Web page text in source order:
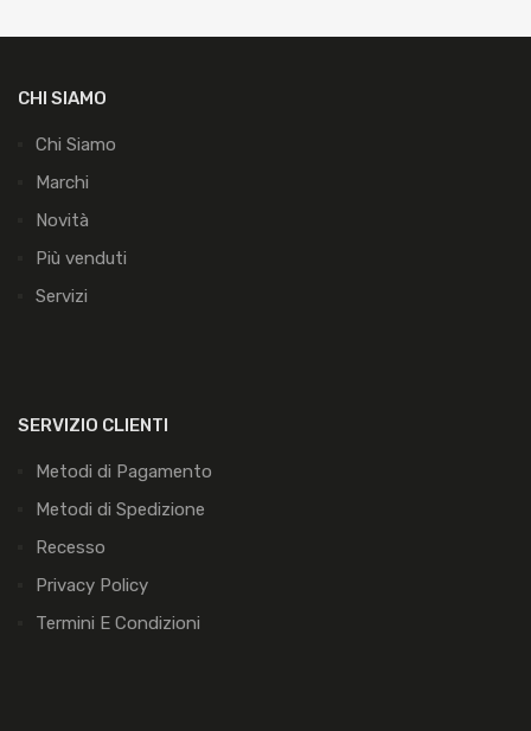
CHI SIAMO
Chi Siamo
Marchi
Novità
Più venduti
Servizi
SERVIZIO CLIENTI
Metodi di Pagamento
Metodi di Spedizione
Recesso
Privacy Policy
Termini E Condizioni